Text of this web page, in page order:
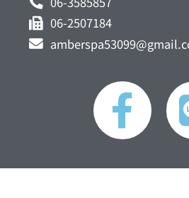
06-2507184
F
a
c